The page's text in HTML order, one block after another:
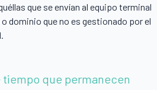
que se envían al equipo terminal
dominio que no es gestionado por el
tiempo que permanecen